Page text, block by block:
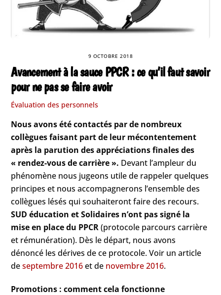
9 OCTOBRE 2018
Avancement à la sauce PPCR : ce qu’il faut savoir
pour ne pas se faire avoir
Évaluation des personnels
Nous avons été contactés par de nombreux
collègues faisant part de leur mécontentement
après la parution des appréciations finales des
« rendez-vous de carrière ». Devant l’ampleur du
phénomène nous jugeons utile de rappeler quelques
principes et nous accompagnerons l’ensemble des
collègues lésés qui souhaiteront faire des recours.
SUD éducation et Solidaires n’ont pas signé la
mise en place du PPCR(protocole parcours carrière
et rémunération). Dès le départ, nous avons
dénoncé les dérives de ce protocole. Voir un article
deseptembre 2016et de novembre 2016.
Promotions : comment cela fonctionne